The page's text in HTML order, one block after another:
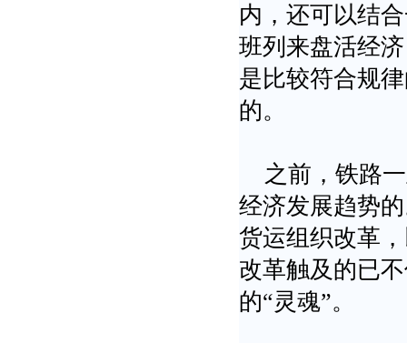
内，还可以结
班列来盘活经
是比较符合规
的。
之前，铁路
经济发展趋势
货运组织改革
改革触及的已
的“灵魂”。